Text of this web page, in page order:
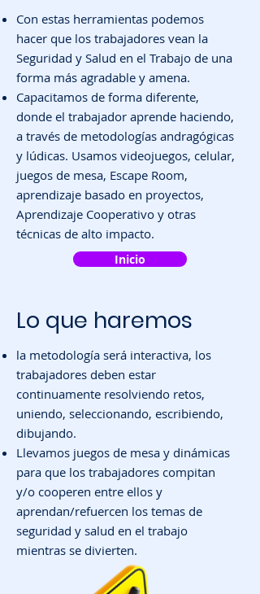
Con estas herramientas podemos
hacer que los trabajadores vean la
Seguridad y Salud en el Trabajo de una
forma más agradable y amena.​
Capacitamos de forma diferente,
donde el trabajador aprende haciendo,
a través de metodologías andragógicas
y lúdicas. Usamos videojuegos, celular,
juegos de mesa, Escape Room,
aprendizaje basado en proyectos,
Aprendizaje Cooperativo y otras
técnicas de alto impacto.
Inicio
Lo que haremos
la metodología será interactiva, los
trabajadores deben estar
continuamente resolviendo retos,
uniendo, seleccionando, escribiendo,
dibujando.
Llevamos juegos de mesa y dinámicas
para que los trabajadores compitan
y/o cooperen entre ellos y
aprendan/refuercen los temas de
seguridad y salud en el trabajo
mientras se divierten.